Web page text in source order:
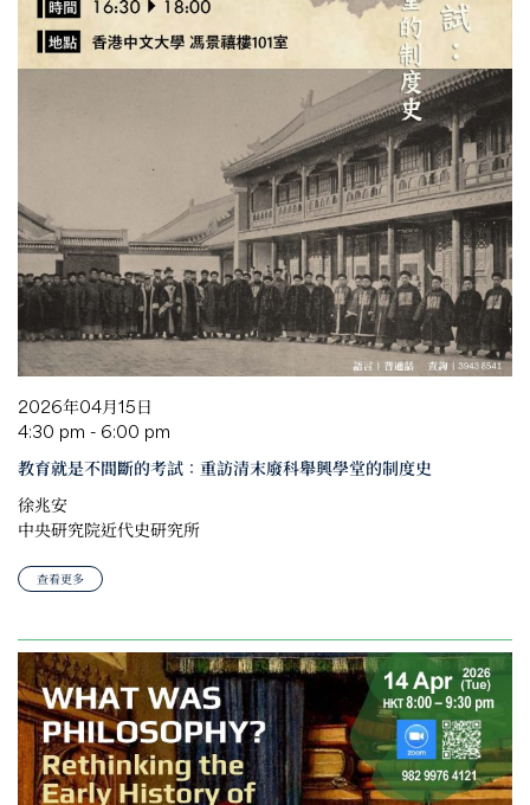
2026年04月15日
4:30 pm - 6:00 pm
教育就是不間斷的考試：重訪清末廢科舉興學堂的制度史
徐兆安
中央研究院近代史研究所
查看更多